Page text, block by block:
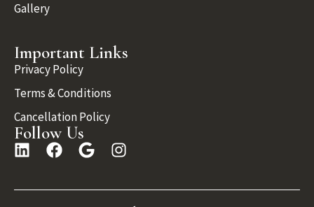
Gallery
Important Links
Privacy Policy
Terms & Conditions
Cancellation Policy
Follow Us